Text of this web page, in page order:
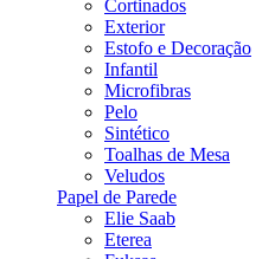
Cortinados
Exterior
Estofo e Decoração
Infantil
Microfibras
Pelo
Sintético
Toalhas de Mesa
Veludos
Papel de Parede
Elie Saab
Eterea